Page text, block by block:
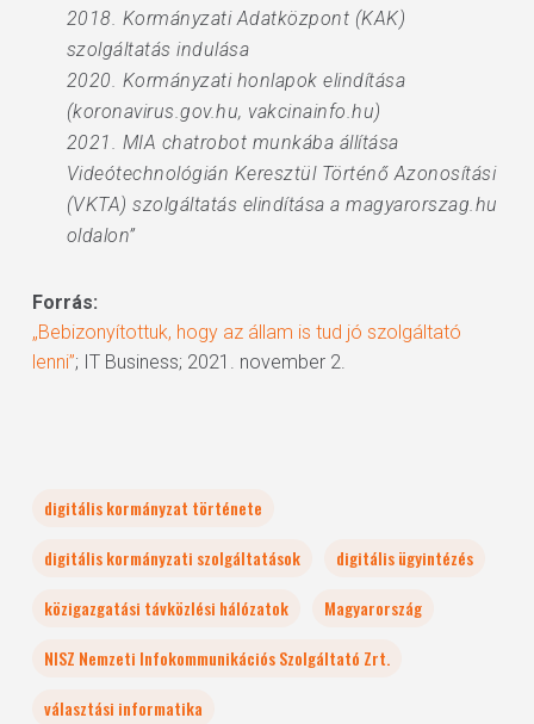
2018. Kormányzati Adatközpont (KAK)
szolgáltatás indulása
2020. Kormányzati honlapok elindítása
(koronavirus.gov.hu, vakcinainfo.hu)
2021. MIA chatrobot munkába állítása
Videótechnológián Keresztül Történő Azonosítási
(VKTA) szolgáltatás elindítása a magyarorszag.hu
oldalon”
Forrás:
„Bebizonyítottuk, hogy az állam is tud jó szolgáltató
lenni”; IT Business; 2021. november 2.
digitális kormányzat története
digitális kormányzati szolgáltatások
digitális ügyintézés
közigazgatási távközlési hálózatok
Magyarország
NISZ Nemzeti Infokommunikációs Szolgáltató Zrt.
választási informatika